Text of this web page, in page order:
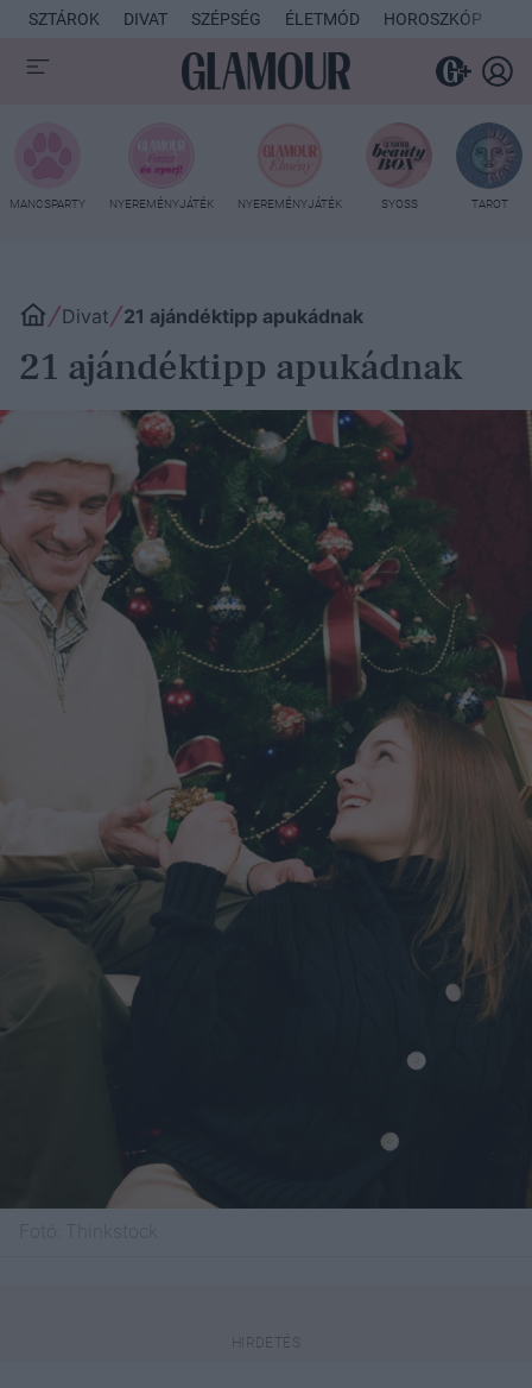
SZTÁROK DIVAT SZÉPSÉG ÉLETMÓD HOROSZKÓP
MANCSPARTY NYEREMÉNYJÁTÉK NYEREMÉNYJÁTÉK SYOSS TAROT
Divat 21 ajándéktipp apukádnak
21 ajándéktipp apukádnak